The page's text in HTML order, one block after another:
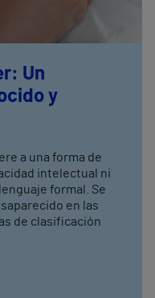
Un
y
a una forma de
intelectual ni
formal. Se
en las
de clasificación